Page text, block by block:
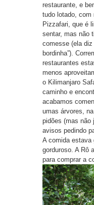
restaurante, e
tudo lotado, com
Pizzafari, que é
sentar, mas não
comesse (ela
bordinha”).
restaurantes
menos
o Kilimanjaro
caminho e
acabamos
umas árvores,
pidões (mas não
avisos pedindo
A comida estava
gorduroso. A Rô
para comprar a